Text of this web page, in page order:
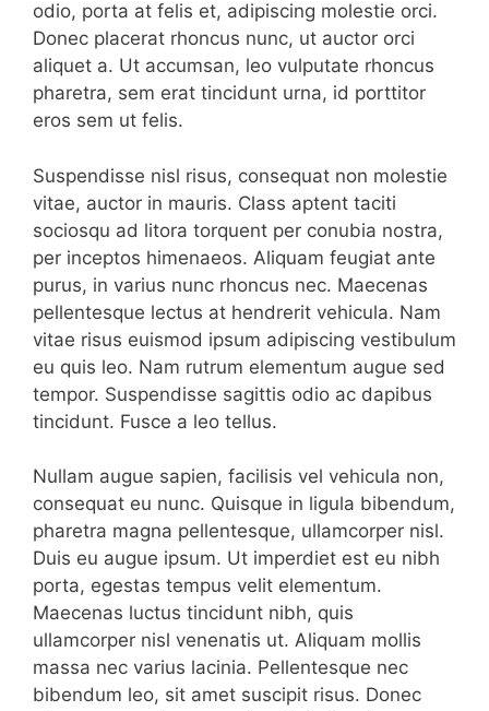
odio, porta at felis et, adipiscing molestie orci.
Donec placerat rhoncus nunc, ut auctor orci
aliquet a. Ut accumsan, leo vulputate rhoncus
pharetra, sem erat tincidunt urna, id porttitor
eros sem ut felis.
Suspendisse nisl risus, consequat non molestie
vitae, auctor in mauris. Class aptent taciti
sociosqu ad litora torquent per conubia nostra,
per inceptos himenaeos. Aliquam feugiat ante
purus, in varius nunc rhoncus nec. Maecenas
pellentesque lectus at hendrerit vehicula. Nam
vitae risus euismod ipsum adipiscing vestibulum
eu quis leo. Nam rutrum elementum augue sed
tempor. Suspendisse sagittis odio ac dapibus
tincidunt. Fusce a leo tellus.
Nullam augue sapien, facilisis vel vehicula non,
consequat eu nunc. Quisque in ligula bibendum,
pharetra magna pellentesque, ullamcorper nisl.
Duis eu augue ipsum. Ut imperdiet est eu nibh
porta, egestas tempus velit elementum.
Maecenas luctus tincidunt nibh, quis
ullamcorper nisl venenatis ut. Aliquam mollis
massa nec varius lacinia. Pellentesque nec
bibendum leo, sit amet suscipit risus. Donec